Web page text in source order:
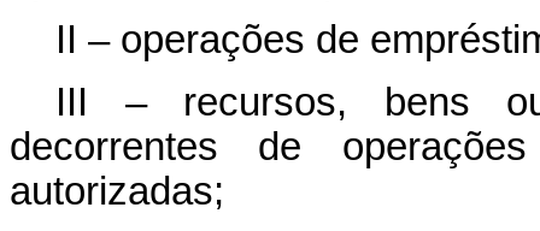
II – operações de
III – recursos, bens
decorrentes de
autorizadas;